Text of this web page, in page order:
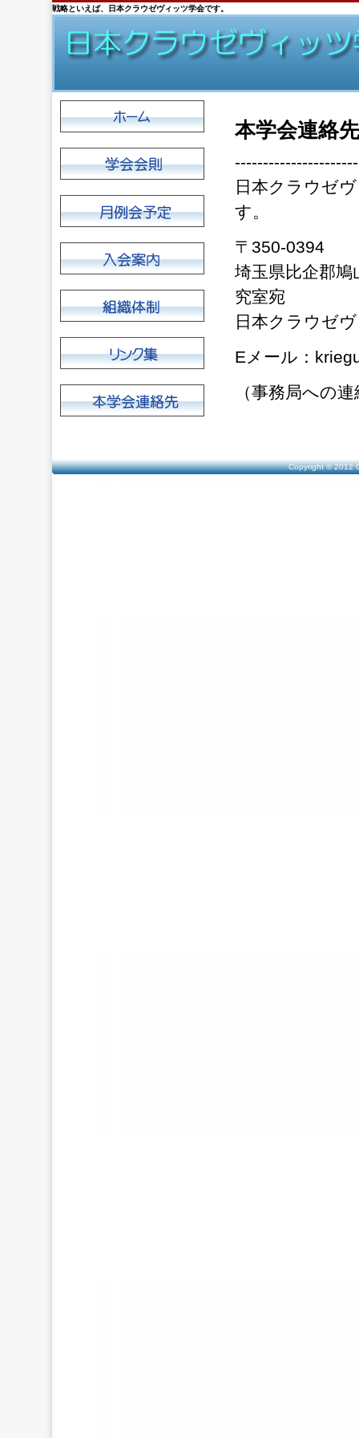
戦略といえば、日本クラウゼヴィッツ学会です。
本学会連絡先
日本クラウゼ
す。
〒350-0394
埼玉県比企郡
究室宛
日本クラウゼ
Eメール：
（事務局への
Copyright © 2012